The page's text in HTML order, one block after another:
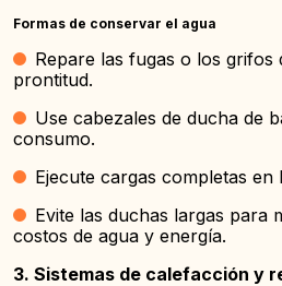
Formas de conservar el agua
Repare las fugas o los grifos
prontitud.
Use cabezales de ducha de
consumo.
Ejecute cargas completas en
Evite las duchas largas para
costos de agua y energía.
3. Sistemas de calefacción y